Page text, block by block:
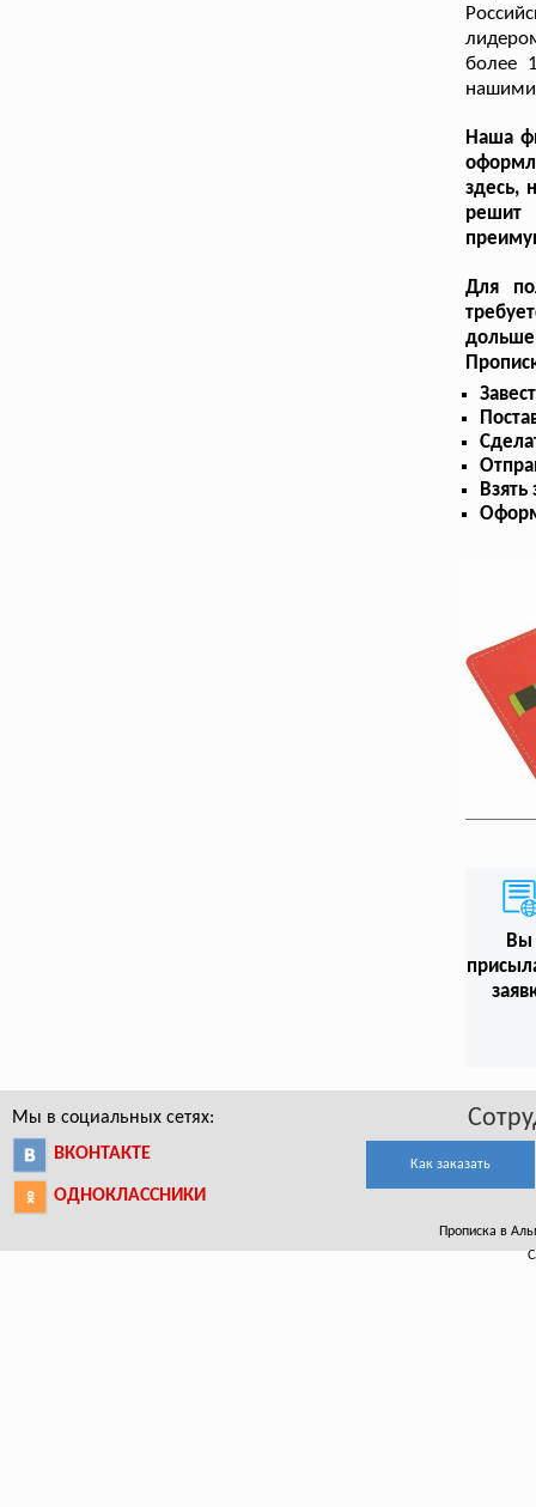
более
нашими
Наша
здесь,
решит
Для
Вы
Мы в социальных сетях:
ВКОНТАКТЕ
ОДНОКЛАССНИКИ
Как заказать
Прописка в